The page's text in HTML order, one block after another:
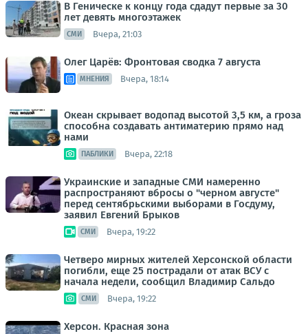
В Геническе к концу года сдадут первые за 30
лет девять многоэтажек
СМИ Вчера, 21:03
Олег Царёв: Фронтовая сводка 7 августа
МНЕНИЯ Вчера, 18:14
Океан скрывает водопад высотой 3,5 км, а гроза
способна создавать антиматерию прямо над
нами
ПАБЛИКИ Вчера, 22:18
Украинские и западные СМИ намеренно
распространяют вбросы о "черном августе"
перед сентябрьскими выборами в Госдуму,
заявил Евгений Брыков
СМИ Вчера, 19:22
Четверо мирных жителей Херсонской области
погибли, еще 25 пострадали от атак ВСУ с
начала недели, сообщил Владимир Сальдо
СМИ Вчера, 19:22
Херсон. Красная зона